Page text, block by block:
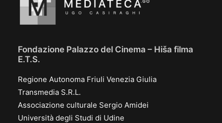
Fondazione Palazzo del Cinema – Hiša filma
E.T.S.
Regione Autonoma Friuli Venezia Giulia
Transmedia S.R.L.
Associazione culturale Sergio Amidei
Università degli Studi di Udine